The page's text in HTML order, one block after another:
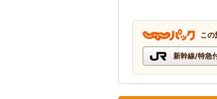
この
新幹線/特急